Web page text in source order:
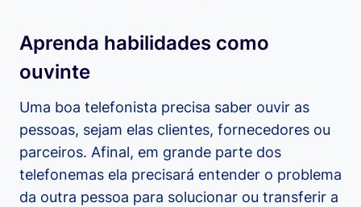
Aprenda habilidades como
ouvinte
Uma boa telefonista precisa saber ouvir as
pessoas, sejam elas clientes, fornecedores ou
parceiros. Afinal, em grande parte dos
telefonemas ela precisará entender o problema
da outra pessoa para solucionar ou transferir a